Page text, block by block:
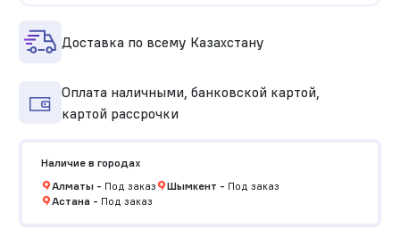
Доставка по всему Казахстану
Оплата наличными, банковской картой,
картой рассрочки
Наличие в городах
Алматы- Под заказ Шымкент - Под заказ
Астана- Под заказ